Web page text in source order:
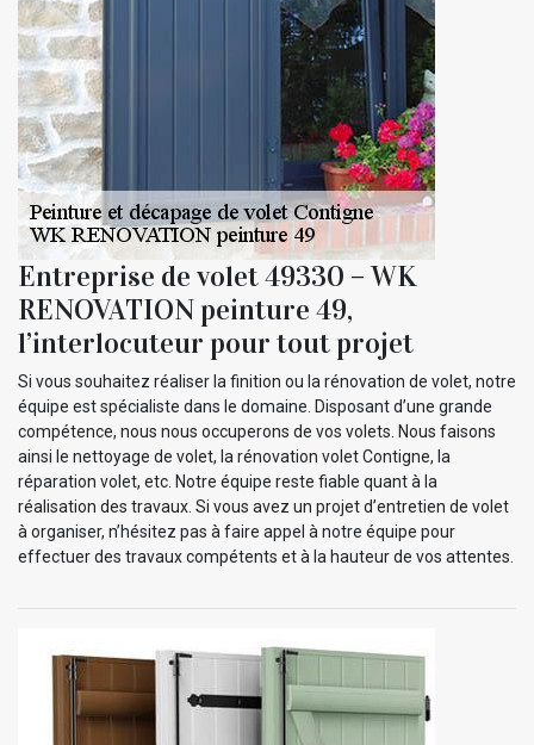
Entreprise de volet 49330 – WK
RENOVATION peinture 49,
l’interlocuteur pour tout projet
Si vous souhaitez réaliser la finition ou la rénovation de volet, notre
équipe est spécialiste dans le domaine. Disposant d’une grande
compétence, nous nous occuperons de vos volets. Nous faisons
ainsi le nettoyage de volet, la rénovation volet Contigne, la
réparation volet, etc. Notre équipe reste fiable quant à la
réalisation des travaux. Si vous avez un projet d’entretien de volet
à organiser, n’hésitez pas à faire appel à notre équipe pour
effectuer des travaux compétents et à la hauteur de vos attentes.